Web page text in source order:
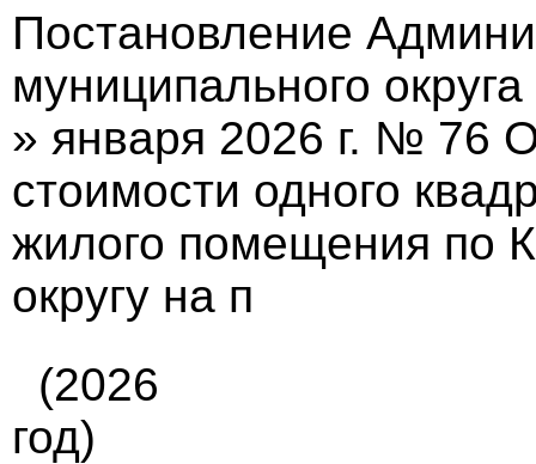
Постановление
муниципального
» января 2026 г. № 76
стоимости одного
жилого помещения по
округу на п
(2026
год)